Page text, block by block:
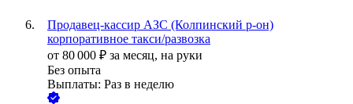
Продавец-кассир АЗС (Колпинский р-он)
корпоративное такси/развозка
от 80 000 ₽ за месяц, на руки
Без опыта
Выплаты: Раз в неделю